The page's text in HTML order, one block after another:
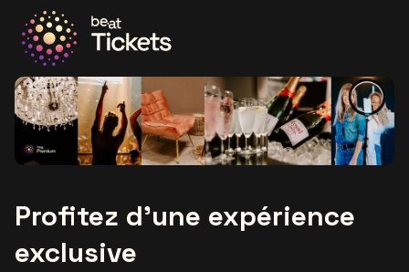
Allez à la page d'accueil
Profitez d'une expérience
exclusive